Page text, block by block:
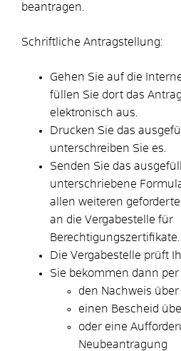
beantragen.
Schriftliche Antragstellung:
Gehen Sie auf die
füllen Sie dort das
elektronisch aus.
Drucken Sie das
unterschreiben Sie es.
Senden Sie das
unterschriebene
allen weiteren
an die Vergabestelle für
Berechtigungszertifikate.
Die Vergabestelle prüft
Sie bekommen dann per
den Nachweis
einen Bescheid
oder eine
Neubeantragung